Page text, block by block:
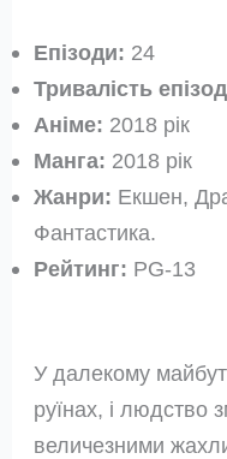
Епізоди: 24
Тривалість
Аніме: 2018 рік
Манга: 2018 рік
Жанри: Екшен,
Фантастика.
Рейтинг: PG-13
У далекому
руїнах, і людство
величезними